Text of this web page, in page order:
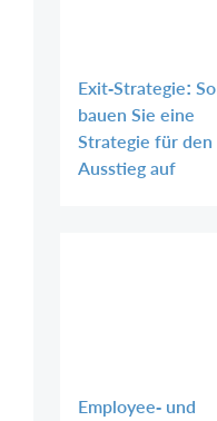
Exit-Strategie: So
bauen Sie eine
Strategie für den
Ausstieg auf
Employee- und